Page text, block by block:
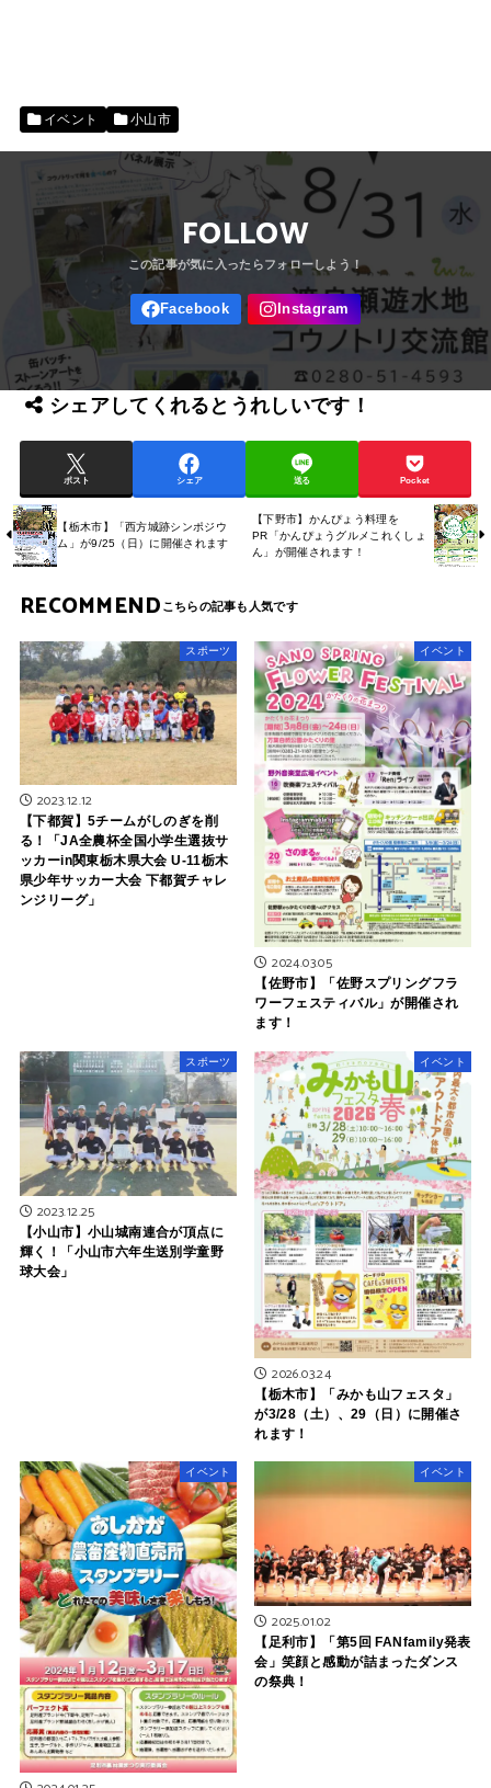
イベント 小山市
FOLLOW
シェアしてくれるとうれしいです！
ポスト シェア 送る Pocket
【栃木市】「西方城跡シンポジウ
ム」が9/25（日）に開催されます
【下野市】かんぴょう料理を
PR「かんぴょうグルメこれくしょ
ん」が開催されます！
RECOMMEND
スポーツ
2023.12.12
【下都賀】5チームがしのぎを削
る！「JA全農杯全国小学生選抜サ
ッカーin関東栃木県大会 U-11栃木
県少年サッカー大会 下都賀チャレ
ンジリーグ」
イベント
2024.03.05
【佐野市】「佐野スプリングフラ
ワーフェスティバル」が開催され
ます！
スポーツ
2023.12.25
【小山市】小山城南連合が頂点に
輝く！「小山市六年生送別学童野
球大会」
イベント
2026.03.24
【栃木市】「みかも山フェスタ」
が3/28（土）、29（日）に開催さ
れます！
イベント イベント
2025.01.02
【足利市】「第5回 FANfamily発表
会」笑顔と感動が詰まったダンス
の祭典！